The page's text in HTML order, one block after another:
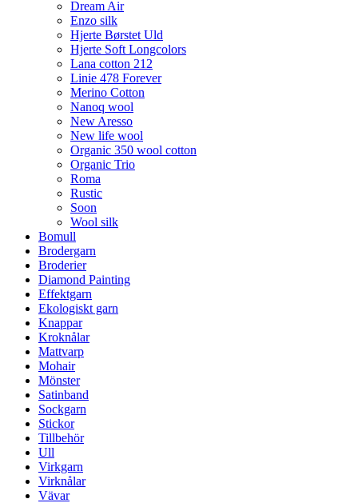
Dream Air
Enzo silk
Hjerte Børstet Uld
Hjerte Soft Longcolors
Lana cotton 212
Linie 478 Forever
Merino Cotton
Nanoq wool
New Aresso
New life wool
Organic 350 wool cotton
Organic Trio
Roma
Rustic
Soon
Wool silk
Bomull
Brodergarn
Broderier
Diamond Painting
Effektgarn
Ekologiskt garn
Knappar
Kroknålar
Mattvarp
Mohair
Mönster
Satinband
Sockgarn
Stickor
Tillbehör
Ull
Virkgarn
Virknålar
Vävar